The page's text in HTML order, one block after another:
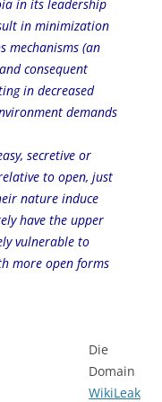
in its leadership
in minimization
mechanisms (an
consequent
in decreased
demands
secretive or
to open, just
nature induce
have the upper
vulnerable to
more open forms
Die
Domain
WikiLeak